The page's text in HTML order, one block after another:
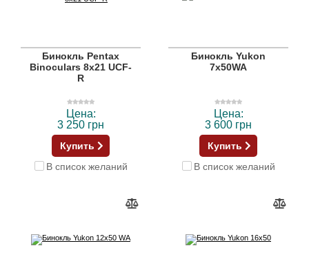
Бинокль Pentax
Binoculars 8x21 UCF-
R
Цена:
3 250 грн
Купить
В список желаний
Бинокль Yukon
7x50WA
Цена:
3 600 грн
Купить
В список желаний